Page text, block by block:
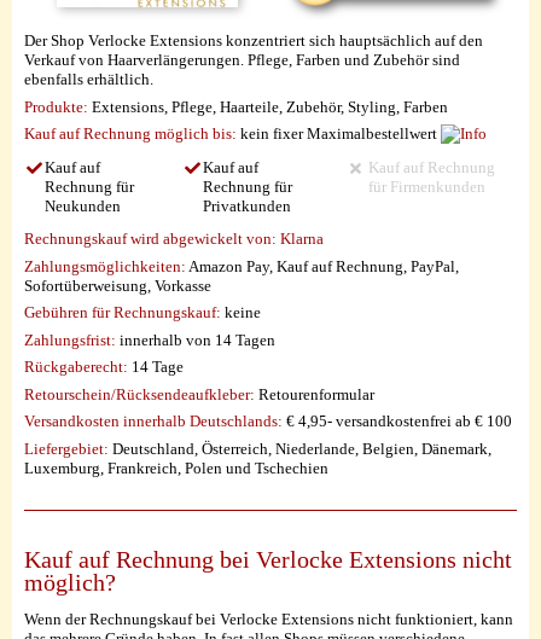
Der Shop Verlocke Extensions konzentriert sich hauptsächlich auf den
Verkauf von Haarverlängerungen. Pflege, Farben und Zubehör sind
ebenfalls erhältlich.
Produkte: Extensions, Pflege, Haarteile, Zubehör, Styling, Farben
Kauf auf Rechnung möglich bis: kein fixer Maximalbestellwert
Kauf auf
Rechnung für
Neukunden
Kauf auf
Rechnung für
Privatkunden
Kauf auf Rechnung
für Firmenkunden
Rechnungskauf wird abgewickelt von: Klarna
Zahlungsmöglichkeiten: Amazon Pay, Kauf auf Rechnung, PayPal,
Sofortüberweisung, Vorkasse
Gebühren für Rechnungskauf: keine
Zahlungsfrist: innerhalb von 14 Tagen
Rückgaberecht: 14 Tage
Retourschein/Rücksendeaufkleber: Retourenformular
Versandkosten innerhalb Deutschlands: € 4,95- versandkostenfrei ab € 100
Liefergebiet: Deutschland, Österreich, Niederlande, Belgien, Dänemark,
Luxemburg, Frankreich, Polen und Tschechien
Kauf auf Rechnung bei Verlocke Extensions nicht
möglich?
Wenn der Rechnungskauf bei Verlocke Extensions nicht funktioniert, kann